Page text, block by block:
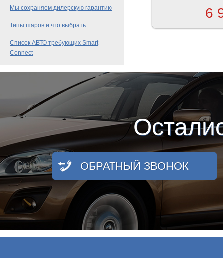
Мы сохраняем дилерскую гарантию
Типы шаров и что выбрать...
Список АВТО требующих Smart
Connect
6
ОБРАТНЫЙ ЗВОНОК